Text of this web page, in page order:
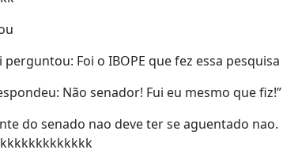
perguntou: Foi o IBOPE que fez essa
Não senador! Fui eu mesmo que fiz!”
do senado nao deve ter se aguentado nao.